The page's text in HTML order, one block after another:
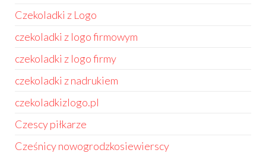
Czekoladki z Logo
czekoladki z logo firmowym
czekoladki z logo firmy
czekoladki z nadrukiem
czekoladkizlogo.pl
Czescy piłkarze
Cześnicy nowogrodzkosiewierscy